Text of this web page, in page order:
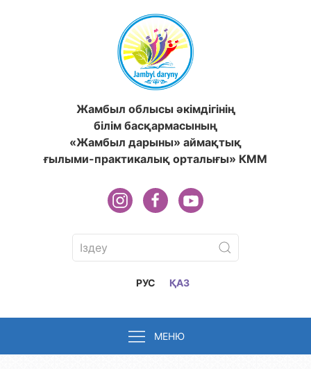
Жамбыл облысы әкімдігінің
білім басқармасының
«Жамбыл дарыны» аймақтық
ғылыми-практикалық орталығы» КММ
РУС ҚАЗ
МЕНЮ